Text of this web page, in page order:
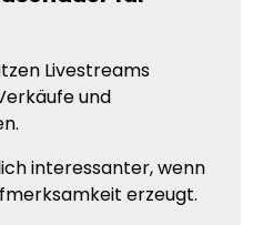
Livestreams
und
interessanter, wenn
erzeugt.